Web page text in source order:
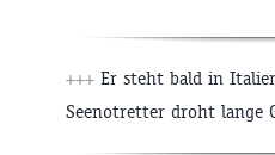
+++ Er steht bald in
Seenotretter droht lange